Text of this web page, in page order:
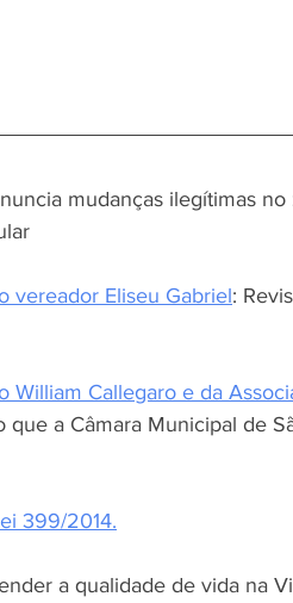
mudanças ilegítimas
vereador Eliseu Gabriel:
William Callegaro e da
que a Câmara Municipal de
399/2014.
a qualidade de vida na